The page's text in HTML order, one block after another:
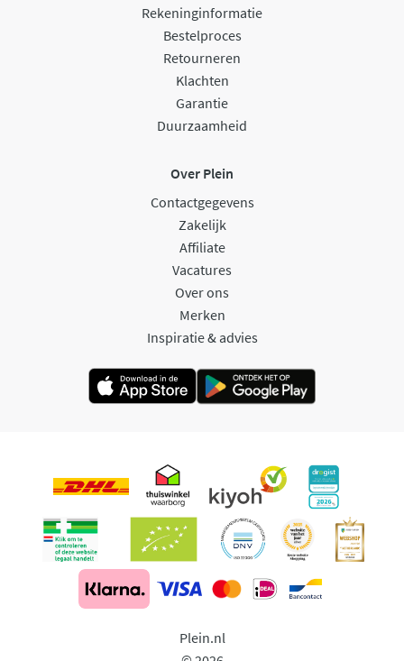
Rekeninginformatie
Bestelproces
Retourneren
Klachten
Garantie
Duurzaamheid
Over Plein
Contactgegevens
Zakelijk
Affiliate
Vacatures
Over ons
Merken
Inspiratie & advies
Plein.nl